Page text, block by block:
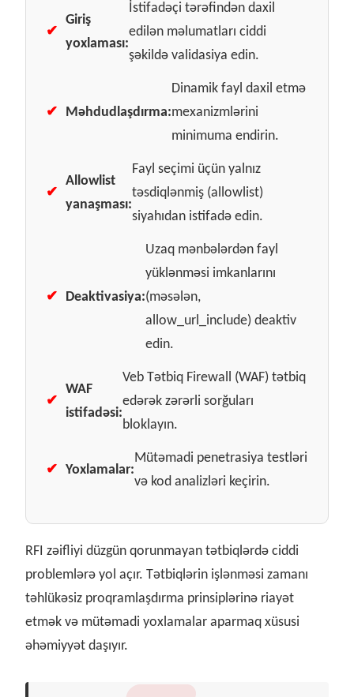
✔
Giriş
yoxlaması:
İstifadəçi tərəfindən daxil
edilən məlumatları ciddi
şəkildə validasiya edin.
✔ Məhdudlaşdırma:
Dinamik fayl daxil etmə
mexanizmlərini
minimuma endirin.
✔
Allowlist
yanaşması:
Fayl seçimi üçün yalnız
təsdiqlənmiş (allowlist)
siyahıdan istifadə edin.
✔ Deaktivasiya:
Uzaq mənbələrdən fayl
yüklənməsi imkanlarını
(məsələn,
allow_url_include) deaktiv
edin.
✔
WAF
istifadəsi:
Veb Tətbiq Firewall (WAF) tətbiq
edərək zərərli sorğuları
bloklayın.
✔ Yoxlamalar:
Mütəmadi penetrasiya testləri
və kod analizləri keçirin.
RFI zəifliyi düzgün qorunmayan tətbiqlərdə ciddi
problemlərə yol açır. Tətbiqlərin işlənməsi zamanı
təhlükəsiz proqramlaşdırma prinsiplərinə riayət
etmək və mütəmadi yoxlamalar aparmaq xüsusi
əhəmiyyət daşıyır.